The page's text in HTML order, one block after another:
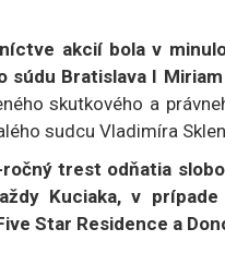
akcií bola v
súdu Bratislava I
skutkového a
sudcu Vladimíra
trest odňatia
Kuciaka, v
Star Residence a